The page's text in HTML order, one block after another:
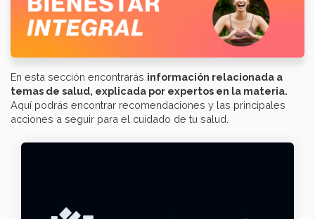
En esta sección encontrarás información relacionada a
temas de salud, explicada por expertos en la materia.
Aquí podrás encontrar recomendaciones y las principales
acciones a seguir para el cuidado de tu salud.